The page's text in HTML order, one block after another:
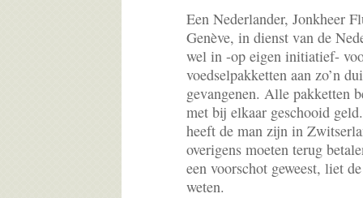
Een Nederlander, Jonkheer
Genève, in dienst van de
wel in -op eigen initiatief-
voedselpakketten aan zo’n
gevangenen. Alle pakketten
met bij elkaar geschooid
heeft de man zijn in
overigens moeten terug
een voorschot geweest, liet
weten.